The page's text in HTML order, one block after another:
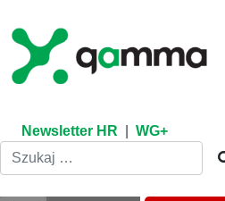
content
Newsletter HR WG+